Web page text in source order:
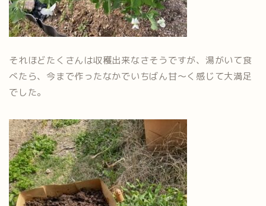
それほどたくさんは収穫出来なさそうですが、湯がいて食
べたら、今まで作ったなかでいちばん甘～く感じて大満足
でした。